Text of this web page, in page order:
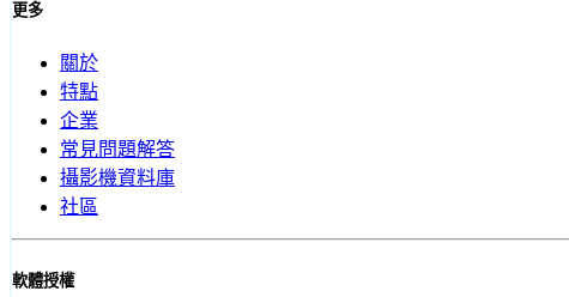
更多
關於
特點
企業
常見問題解答
攝影機資料庫
社區
軟體授權